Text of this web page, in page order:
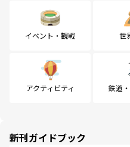
イベント・観戦 世
アクティビティ 鉄道
新刊ガイドブック